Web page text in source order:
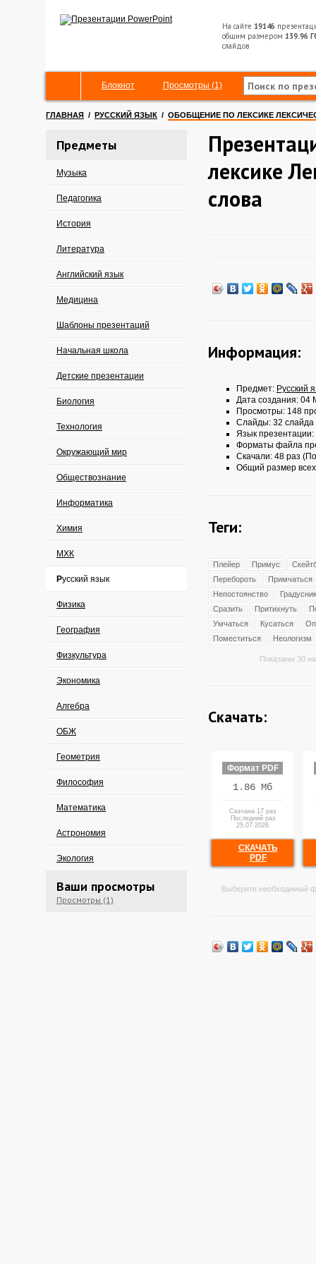
На сайте 19146
общим размером 139.96
слайдов
Блокнот Просмотры (1)
ГЛАВНАЯ / РУССКИЙ ЯЗЫК / ОБОБЩЕНИЕ ПО ЛЕКСИКЕ
Предметы
Музыка
Педагогика
История
Литература
Английский язык
Медицина
Шаблоны презентаций
Начальная школа
Детские презентации
Биология
Технология
Окружающий мир
Обществознание
Информатика
Химия
МХК
Русский язык
Физика
География
Физкультура
Экономика
Алгебра
ОБЖ
Геометрия
Философия
Математика
Астрономия
Экология
Ваши просмотры
Просмотры (1)
лексике
слова
Информация:
Предмет: Русский
Дата создания: 04
Просмотры: 148
Слайды: 32 слайда
Язык презентации:
Форматы файла
Скачали: 48 раз
Общий размер
Теги:
Плейер Примус
Перебороть
Примчаться
Непостоянство
Градусник
Сразить
Притихнуть
Умчаться
Кусаться
Поместиться
Неологизм
Показаны 30
Скачать:
Формат PDF
1.86 Мб
Скачана 17 раз
Последний раз
25.07.2026
СКАЧАТЬ
PDF
Выберите необходимый